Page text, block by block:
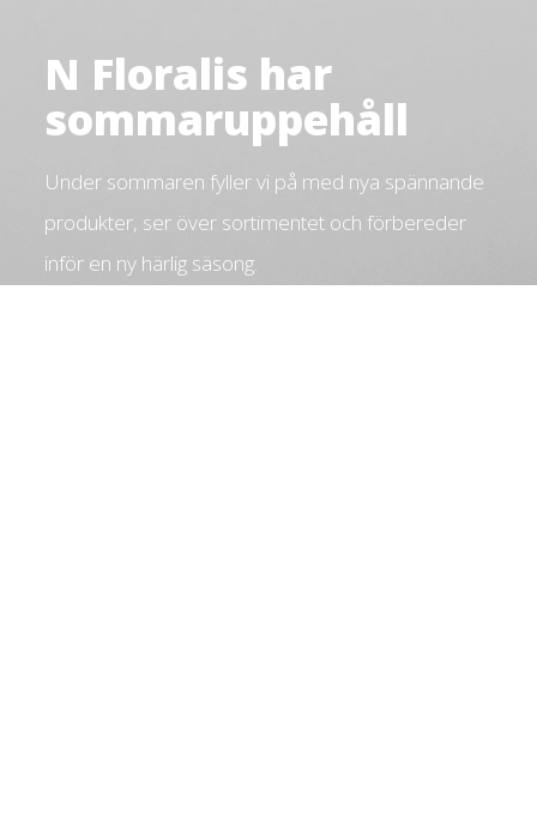
N Floralis har
sommaruppehåll
Under sommaren fyller vi på med nya spännande
produkter, ser över sortimentet och förbereder
inför en ny härlig säsong.